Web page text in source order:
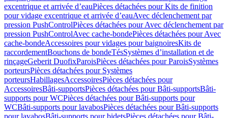
excentrique et arrivée d’eauPièces détachées pour Kits de finition
pour vidage excentrique et arrivée d’eauAvec déclenchement par
pression PushControlPièces détachées pour Avec déclenchement par
pression PushControlAvec cache-bondePièces détachées pour Avec
cache-bondeAccessoires pour vidages pour baignoiresKits de
raccordementBouchons de bondeTésSystèmes d’installation et de
rinçageGeberit DuofixParoisPièces détachées pour ParoisSystèmes
porteursPièces détachées pour Systèmes
porteursHabillagesAccessoiresPièces détachées pour
AccessoiresBâti-supportsPièces détachées pour Bâti-supportsBâti-
supports pour WCPièces détachées pour Bâti-supports pour
WCBâti-supports pour lavabosPièces détachées pour Bâti-supports
pour lavabosBâti-supports pour bidetsPièces détachées pour Bâti-